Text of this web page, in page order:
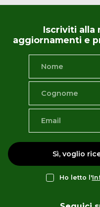
Iscriviti alla
aggiornamenti e
Sì, voglio
Ho letto l'